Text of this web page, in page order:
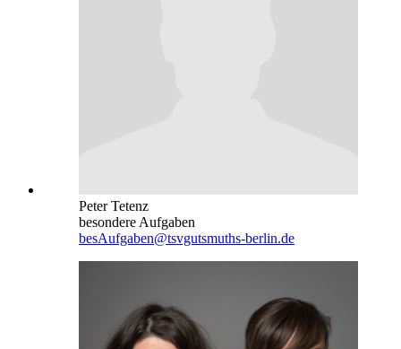
Peter Tetenz
besondere Aufgaben
besAufgaben@tsvgutsmuths-berlin.de